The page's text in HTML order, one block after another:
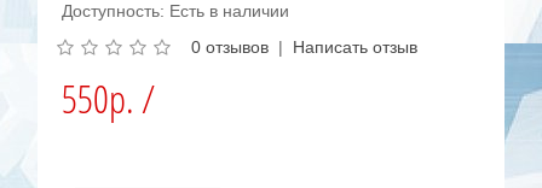
Доступность: Есть в наличии
0 отзывов | Написать отзыв
550р. /